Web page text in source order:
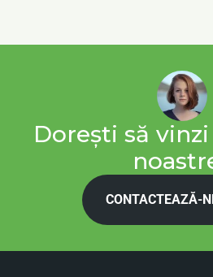
Dorești să
CONTACTEAZĂ-